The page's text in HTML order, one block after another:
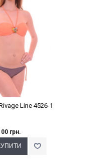
Line 4526-1
грн.